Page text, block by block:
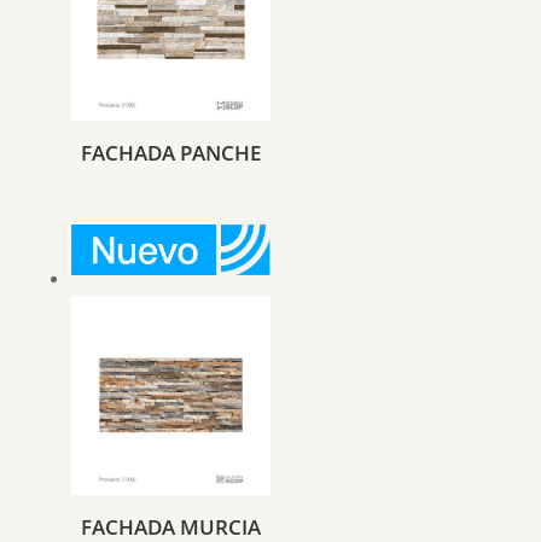
FACHADA PANCHE
FACHADA MURCIA